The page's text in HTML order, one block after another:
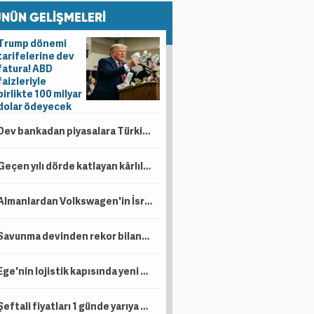
GELİŞMELERİ
dönemi
dev
ABD
100 milyar
ödeyecek
Dev bankadan piyasalara Türkiye mesajı: Yıl sonu faiz indirimi ve tahvil hamlesi gündemde
Geçen yılı dörde katlayan kârlılık! Tüpraş 6 ayda 49,8 milyar TL kâr açıkladı
Almanlardan Volkswagen'in İsrailli Rafael ile üretim planına tepki
Savunma devinden rekor bilanço! 6 aylık net kâr 14,4 milyar lirayı aştı
Ege'nin lojistik kapısında yeni dönem: İzmir Limanı modernizasyonla devleşecek
Şeftali fiyatları 1 günde yarıya düştü